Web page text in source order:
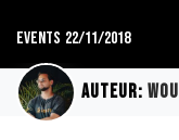
Events 22/11/2018
Auteur: